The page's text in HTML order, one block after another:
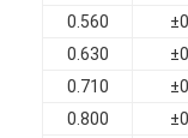
0.560
0.630
0.710
0.800